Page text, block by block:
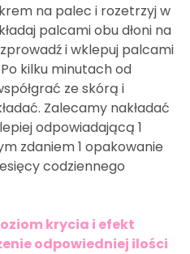
na palec i rozetrzyj w
palcami obu dłoni na
i wklepuj palcami
kilku minutach od
ze skórą i
Zalecamy nakładać
odpowiadającą 1
zdaniem 1 opakowanie
codziennego
krycia i efekt
odpowiedniej ilości